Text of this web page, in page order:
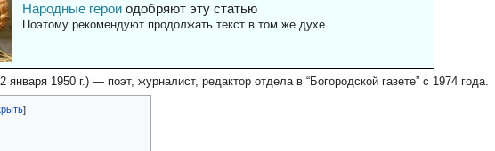
Народные героиодобряют эту статью
Поэтому рекомендуют продолжать текст в том же духе
января 1950 г.) — поэт, журналист, редактор отдела в “Богородской газете” с 1974 года.